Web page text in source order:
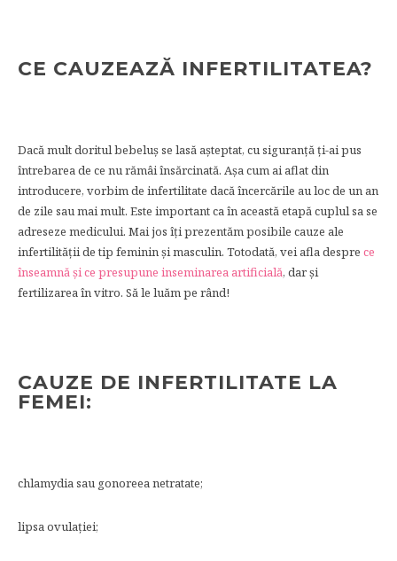
CE CAUZEAZĂ INFERTILITATEA?
Dacă mult doritul bebeluș se lasă așteptat, cu siguranță ți-ai pus
întrebarea de ce nu rămâi însărcinată. Așa cum ai aflat din
introducere, vorbim de infertilitate dacă încercările au loc de un an
de zile sau mai mult. Este important ca în această etapă cuplul sa se
adreseze medicului. Mai jos îți prezentăm posibile cauze ale
infertilității de tip feminin și masculin. Totodată, vei afla despre ce
înseamnă și ce presupune inseminarea artificială, dar și
fertilizarea în vitro. Să le luăm pe rând!
CAUZE DE INFERTILITATE LA
FEMEI:
chlamydia sau gonoreea netratate;
lipsa ovulației;